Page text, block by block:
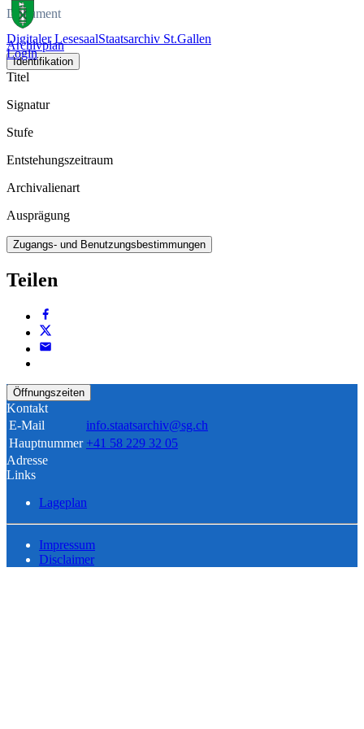
Digitaler LesesaalStaatsarchiv St.Gallen
Login
Dokument
Archivplan
Identifikation
Titel
Signatur
Stufe
Entstehungszeitraum
Archivalienart
Ausprägung
Zugangs- und Benutzungsbestimmungen
Teilen
Öffnungszeiten
Kontakt
E-Mail
info.staatsarchiv@sg.ch
Hauptnummer +41 58 229 32 05
Adresse
Links
Lageplan
Impressum
Disclaimer